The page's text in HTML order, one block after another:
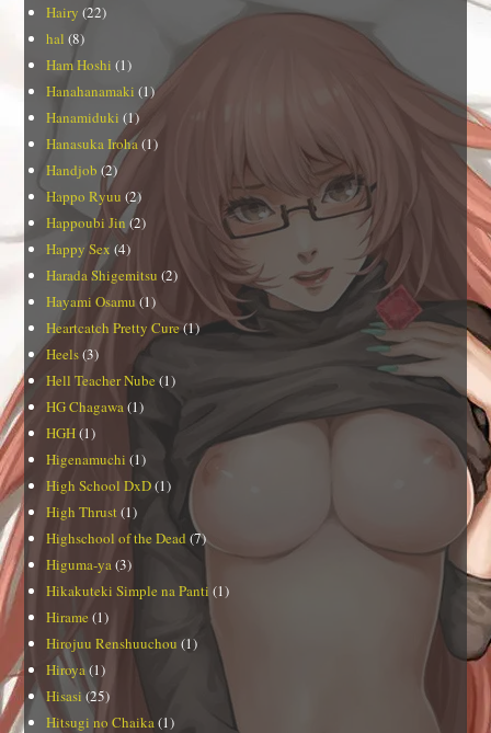
Hairy (22)
hal (8)
Ham Hoshi (1)
Hanahanamaki (1)
Hanamiduki (1)
Hanasuka Iroha(1)
Handjob (2)
Happo Ryuu (2)
Happoubi Jin (2)
Happy Sex (4)
Harada Shigemitsu (2)
Hayami Osamu (1)
Heartcatch Pretty Cure(1)
Heels(3)
Hell Teacher Nube (1)
HG Chagawa(1)
HGH(1)
Higenamuchi (1)
High School DxD(1)
High Thrust (1)
Highschool of the Dead (7)
Higuma-ya(3)
Hikakuteki Simple na Panti (1)
Hirame (1)
Hirojuu Renshuuchou (1)
Hiroya(1)
Hisasi (25)
Hitsugi no Chaika(1)